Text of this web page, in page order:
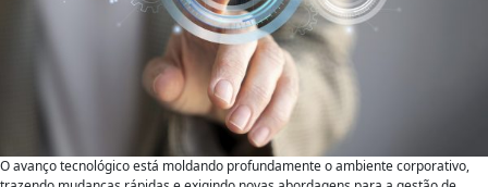
O avanço tecnológico está moldando profundamente o ambiente corporativo,